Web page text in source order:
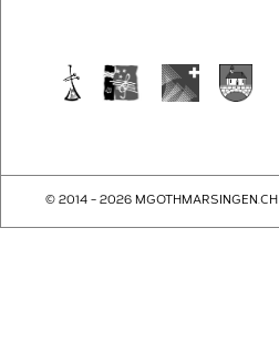
© 2014 - 2026 MGOTHMARSINGEN.CH